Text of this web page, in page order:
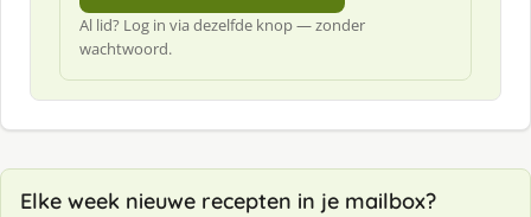
Al lid? Log in via dezelfde knop — zonder
wachtwoord.
Elke week nieuwe recepten in je mailbox?